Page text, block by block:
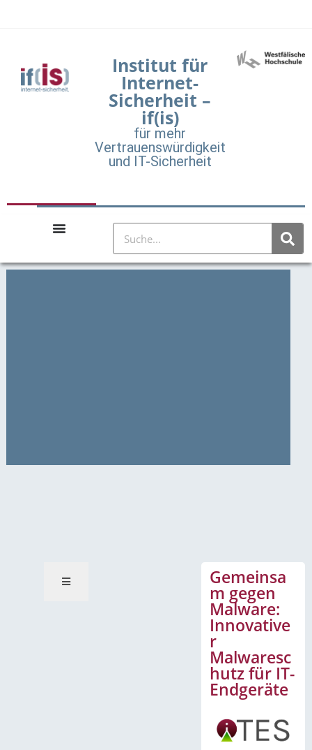
Institut für
Internet-
Sicherheit –
if(is)
für mehr
Vertrauenswürdigkeit
und IT-Sicherheit
Gemeinsa
m gegen
Malware:
Innovative
r
Malwaresc
hutz für IT-
Endgeräte